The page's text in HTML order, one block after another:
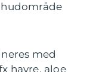
med
havre, aloe